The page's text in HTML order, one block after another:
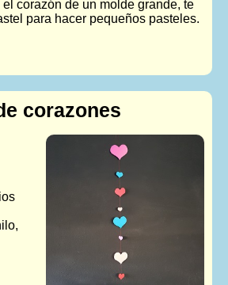
corazón de un molde grande, te
para hacer pequeños pasteles.
corazones